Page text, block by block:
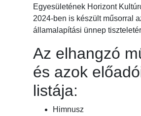
Egyesületének Horizont
2024-ben is készült műsorral
államalapítási ünnep
Az elhangzó
és azok
listája:
Himnusz